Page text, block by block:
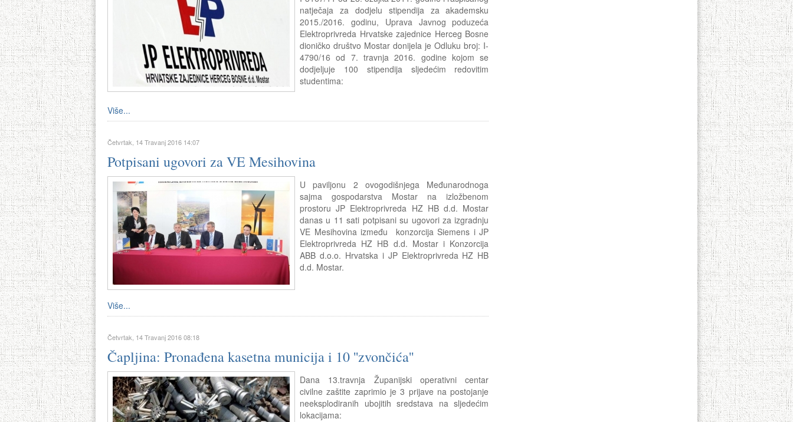
natječaja za dodjelu stipendija za akademsku
2015./2016. godinu, Uprava Javnog poduzeća
Elektroprivreda Hrvatske zajednice Herceg Bosne
dioničko društvo Mostar donijela je Odluku broj: I-
4790/16 od 7. travnja 2016. godine kojom se
dodjeljuje 100 stipendija sljedećim redovitim
studentima:
Više...
Četvrtak, 14 Travanj 2016 14:07
Potpisani ugovori za VE Mesihovina
U paviljonu 2 ovogodišnjega Međunarodnoga
sajma gospodarstva Mostar na izložbenom
prostoru JP Elektroprivreda HZ HB d.d. Mostar
danas u 11 sati potpisani su ugovori za izgradnju
VE Mesihovina između konzorcija Siemens i JP
Elektroprivreda HZ HB d.d. Mostar i Konzorcija
ABB d.o.o. Hrvatska i JP Elektroprivreda HZ HB
d.d. Mostar.
Više...
Četvrtak, 14 Travanj 2016 08:18
Čapljina: Pronađena kasetna municija i 10 ''zvončića''
Dana 13.travnja Županijski operativni centar
civilne zaštite zaprimio je 3 prijave na postojanje
neeksplodiranih ubojitih sredstava na sljedećim
lokacijama: